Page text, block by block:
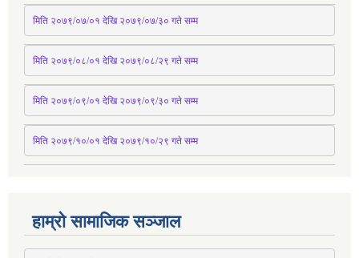
मिति २०७९/०७/०१ देखि २०७९/०७/३० गते सम्म
मिति २०७९/०८/०१ देखि २०७९/०८/२९ गते सम्म
मिति २०७९/०९/०१ देखि २०७९/०९/३० गते सम्म
मिति २०७९/१०/०१ देखि २०७९/१०/२९ गते सम्म
हाम्रो सामाजिक सञ्जाल